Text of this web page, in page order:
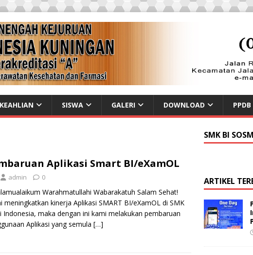
SISWA GALERI DOWNLOAD PPDB
Aplikasi Smart BI/eXamOL
admin 0
Warahmatullahi Wabarakatuh Salam Sehat!
meningkatkan kinerja Aplikasi SMART BI/eXamOL di SMK
Indonesia, maka dengan ini kami melakukan pembaruan
Aplikasi yang semula […]
SMK BI
ARTIKEL